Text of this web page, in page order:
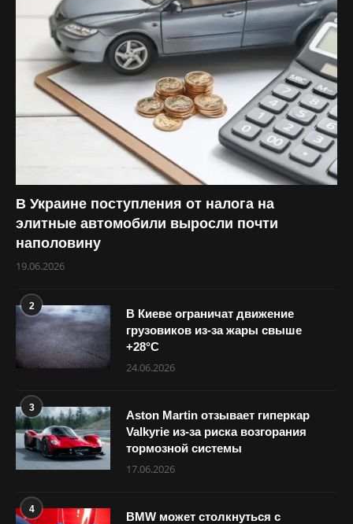
В Украине поступления от налога на
элитные автомобили выросли почти
наполовину
19.06.2026
2
В Киеве ограничат движение
грузовиков из-за жары свыше
+28°С
24.06.2026
3
Aston Martin отзывает гиперкар
Valkyrie из-за риска возгорания
тормозной системы
17.06.2026
4
BMW может столкнуться с